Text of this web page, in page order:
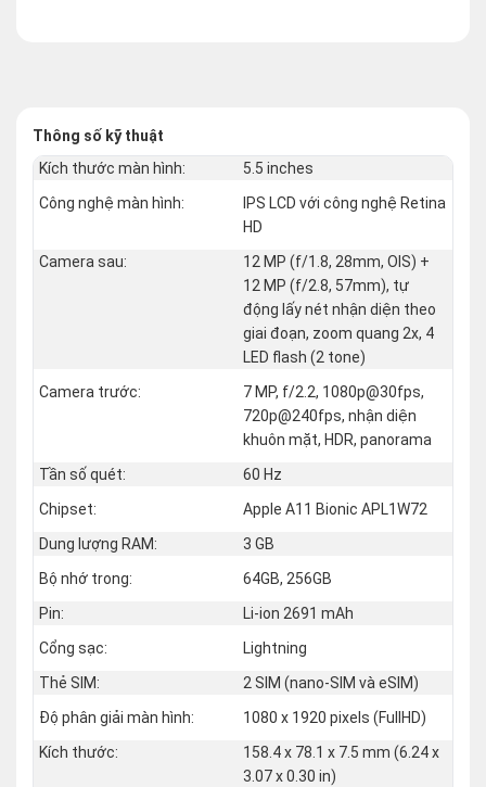
Thông số kỹ thuật
Kích thước màn hình:
5.5 inches
Công nghệ màn hình:
IPS LCD với công nghệ Retina
HD
Camera sau:
12 MP (f/1.8, 28mm, OIS) +
12 MP (f/2.8, 57mm), tự
động lấy nét nhận diện theo
giai đoạn, zoom quang 2x, 4
LED flash (2 tone)
Camera trước:
7 MP, f/2.2, 1080p@30fps,
720p@240fps, nhận diện
khuôn mặt, HDR, panorama
Tần số quét:
60 Hz
Chipset:
Apple A11 Bionic APL1W72
Dung lượng RAM:
3 GB
Bộ nhớ trong:
64GB, 256GB
Pin:
Li-ion 2691 mAh
Cổng sạc:
Lightning
Thẻ SIM:
2 SIM (nano‑SIM và eSIM)
Độ phân giải màn hình:
1080 x 1920 pixels (FullHD)
Kích thước:
158.4 x 78.1 x 7.5 mm (6.24 x
3.07 x 0.30 in)